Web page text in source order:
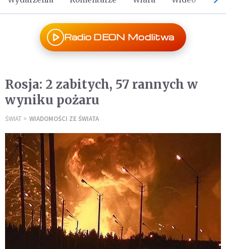
Radio DEON Modlitwa
Rosja: 2 zabitych, 57 rannych w
wyniku pożaru
ŚWIAT WIADOMOŚCI ZE ŚWIATA